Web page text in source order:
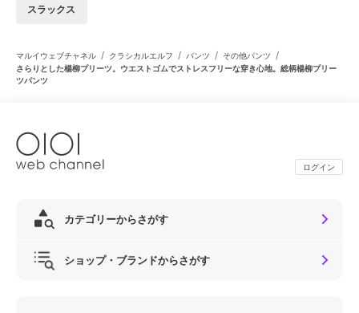
スラックス
マルイウェブチャネル / クラシカルエルフ / パンツ / その他パンツ /
さらりとした楊柳プリーツ。ウエストゴムでストレスフリーな穿き心地。総柄楊柳プリー
ツパンツ
ログイン
カテゴリーからさがす
ショップ・ブランドからさがす